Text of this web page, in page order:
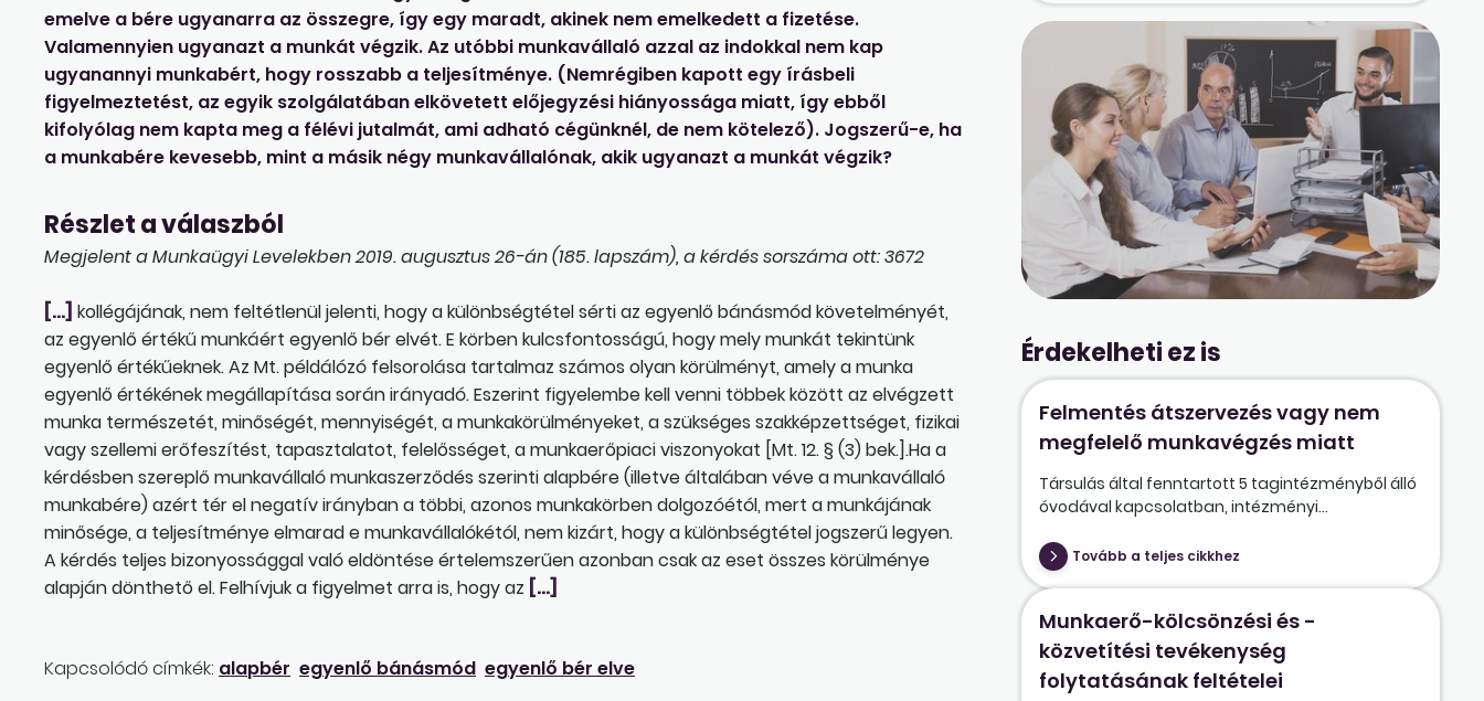
emelve a bére ugyanarra az összegre, így egy maradt, akinek nem emelkedett a fizetése.
Valamennyien ugyanazt a munkát végzik. Az utóbbi munkavállaló azzal az indokkal nem kap
ugyanannyi munkabért, hogy rosszabb a teljesítménye. (Nemrégiben kapott egy írásbeli
figyelmeztetést, az egyik szolgálatában elkövetett előjegyzési hiányossága miatt, így ebből
kifolyólag nem kapta meg a félévi jutalmát, ami adható cégünknél, de nem kötelező). Jogszerű-e, ha
a munkabére kevesebb, mint a másik négy munkavállalónak, akik ugyanazt a munkát végzik?
Részlet a válaszból
Megjelent a Munkaügyi Levelekben 2019. augusztus 26-án (185. lapszám), a kérdés sorszáma ott: 3672
[…] kollégájának, nem feltétlenül jelenti, hogy a különbségtétel sérti az egyenlő bánásmód követelményét,
az egyenlő értékű munkáért egyenlő bér elvét. E körben kulcsfontosságú, hogy mely munkát tekintünk
egyenlő értékűeknek. Az Mt. példálózó felsorolása tartalmaz számos olyan körülményt, amely a munka
egyenlő értékének megállapítása során irányadó. Eszerint figyelembe kell venni többek között az elvégzett
munka természetét, minőségét, mennyiségét, a munkakörülményeket, a szükséges szakképzettséget, fizikai
vagy szellemi erőfeszítést, tapasztalatot, felelősséget, a munkaerőpiaci viszonyokat [Mt. 12. § (3) bek.].Ha a
kérdésben szereplő munkavállaló munkaszerződés szerinti alapbére (illetve általában véve a munkavállaló
munkabére) azért tér el negatív irányban a többi, azonos munkakörben dolgozóétól, mert a munkájának
minősége, a teljesítménye elmarad e munkavállalókétól, nem kizárt, hogy a különbségtétel jogszerű legyen.
A kérdés teljes bizonyossággal való eldöntése értelemszerűen azonban csak az eset összes körülménye
alapján dönthető el. Felhívjuk a figyelmet arra is, hogy az […]
Kapcsolódó címkék: alapbér egyenlő bánásmód egyenlő bér elve
Érdekelheti ez is
Felmentés átszervezés vagy nem
megfelelő munkavégzés miatt
Társulás által fenntartott 5 tagintézményből álló
óvodával kapcsolatban, intézményi...
Tovább a teljes cikkhez
Munkaerő-kölcsönzési és -
közvetítési tevékenység
folytatásának feltételei